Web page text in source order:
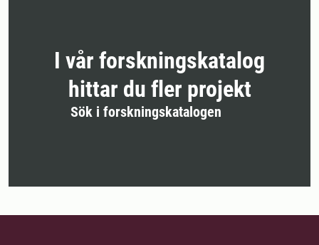
I vår forskningskatalog
hittar du fler projekt
Sök i forskningskatalogen